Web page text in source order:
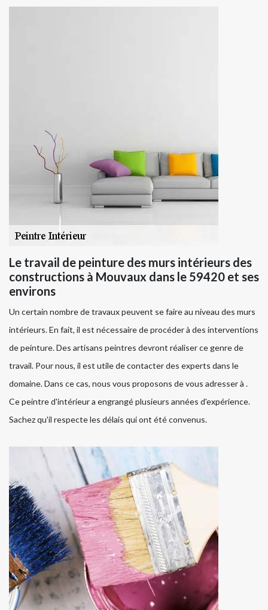
Le travail de peinture des murs intérieurs des
constructions à Mouvaux dans le 59420 et ses
environs
Un certain nombre de travaux peuvent se faire au niveau des murs
intérieurs. En fait, il est nécessaire de procéder à des interventions
de peinture. Des artisans peintres devront réaliser ce genre de
travail. Pour nous, il est utile de contacter des experts dans le
domaine. Dans ce cas, nous vous proposons de vous adresser à .
Ce peintre d'intérieur a engrangé plusieurs années d'expérience.
Sachez qu'il respecte les délais qui ont été convenus.